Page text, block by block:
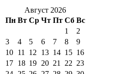
Август 2026
Пн Вт Ср Чт Пт Сб Вс
1
2
3
4 5 6 7 8
9
10 11 12 13 14 15 16
17 18 19 20 21 22 23